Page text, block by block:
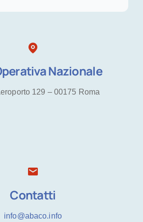
Nazionale
129 – 00175 Roma
Contatti
info@abaco.info